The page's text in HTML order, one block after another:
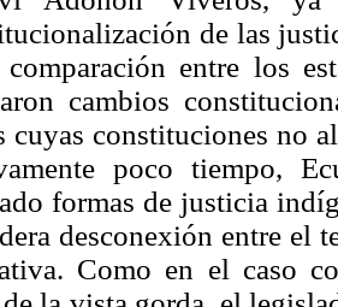
de las
entre los
cambios
cuyas constituciones no
poco tiempo,
formas de justicia
desconexión entre
Como en el caso